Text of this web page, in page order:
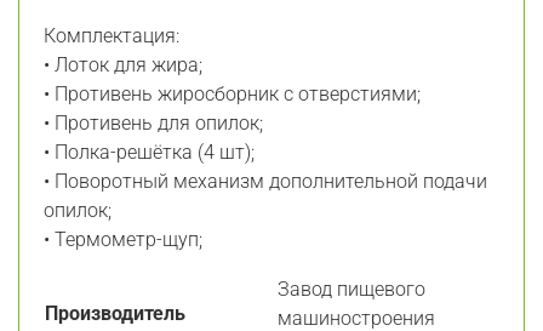
Комплектация:
• Лоток для жира;
• Противень жиросборник с отверстиями;
• Противень для опилок;
• Полка-решётка (4 шт);
• Поворотный механизм дополнительной подачи
опилок;
• Термометр-щуп;
Производитель
Завод пищевого
машиностроения